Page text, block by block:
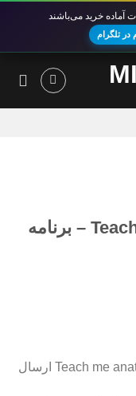
آماده خرید می‌باشند
در تلگرام
اکانت پرمیوم Teach Me Anatomy – برنامه
بعد از خرید برای شما اکانت پرمیوم Teach me anatomy ارسال